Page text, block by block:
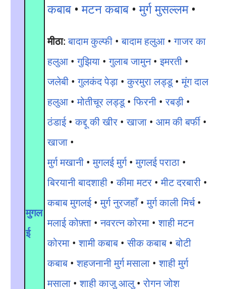
कबाब •मटन कबाब •मुर्ग मुसल्लम•
मीठा:बादाम कुल्फी •बादाम हलुआ •गाजर का
हलुआ •गुझिया •गुलाब जामुन•इमरती •
जलेबी •गुलकंद पेड़ा •कुरमुरा लड्डू•मूंग दाल
हलुआ •मोतीचूर लड्डू•फिरनी •रबड़ी •
ठंडाई•कद्दू की खीर •खाजा • आम की बर्फी•
खाजा •
मुगल
ई
मुर्ग मखानी •मुगलई मुर्ग•मुगलई पराठा •
बिरयानी बादशाही •कीमा मटर •मीट दरबारी •
कबाब मुगलई•मुर्ग नुरजहाँ•मुर्ग काली मिर्च•
मलाई कोफ़्ता •नवरत्न कोरमा •शाही मटन
कोरमा •शामी कबाब •सीक कबाब •बोटी
कबाब •शहजनानी मुर्ग मसाला •शाही मुर्ग
मसाला •शाही काजु आलु•रोगन जोश